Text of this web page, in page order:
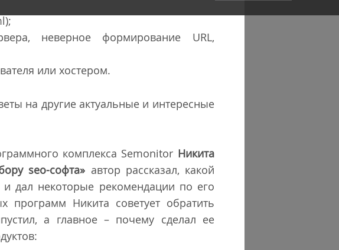
неверное формирование URL,
или хостером.
на другие актуальные и интересные
комплекса Semonitor Никита
seo-софта» автор рассказал, какой
дал некоторые рекомендации по его
Никита советует обратить
а главное – почему сделал ее